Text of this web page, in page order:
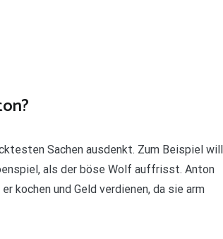
Sachen ausdenkt. Zum Beispiel will
als der böse Wolf auffrisst. Anton
kochen und Geld verdienen, da sie arm